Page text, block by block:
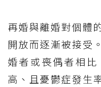
再婚與離婚對個體
開放而逐漸被接受
婚者或喪偶者相
高、且憂鬱症發生